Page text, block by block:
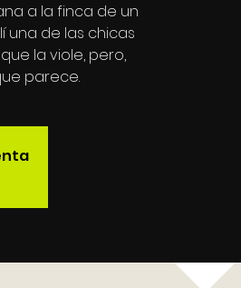
a la finca de un
una de las chicas
la viole, pero,